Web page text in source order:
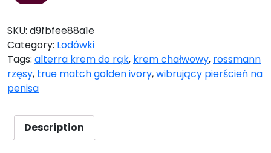
SKU: d9fbfee88a1e
Category: Lodówki
Tags: alterra krem do rąk, krem chałwowy, rossmann
rzęsy, true match golden ivory,wibrujący pierścień na
penisa
Description